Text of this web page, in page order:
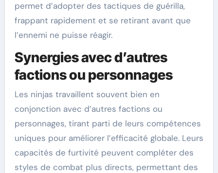
permet d’adopter des tactiques de guérilla,
frappant rapidement et se retirant avant que
l’ennemi ne puisse réagir.
Synergies avec d’autres
factions ou personnages
Les ninjas travaillent souvent bien en
conjonction avec d’autres factions ou
personnages, tirant parti de leurs compétences
uniques pour améliorer l’efficacité globale. Leurs
capacités de furtivité peuvent compléter des
styles de combat plus directs, permettant des